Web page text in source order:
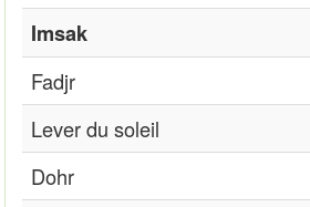
Imsak
Fadjr
Lever du soleil
Dohr